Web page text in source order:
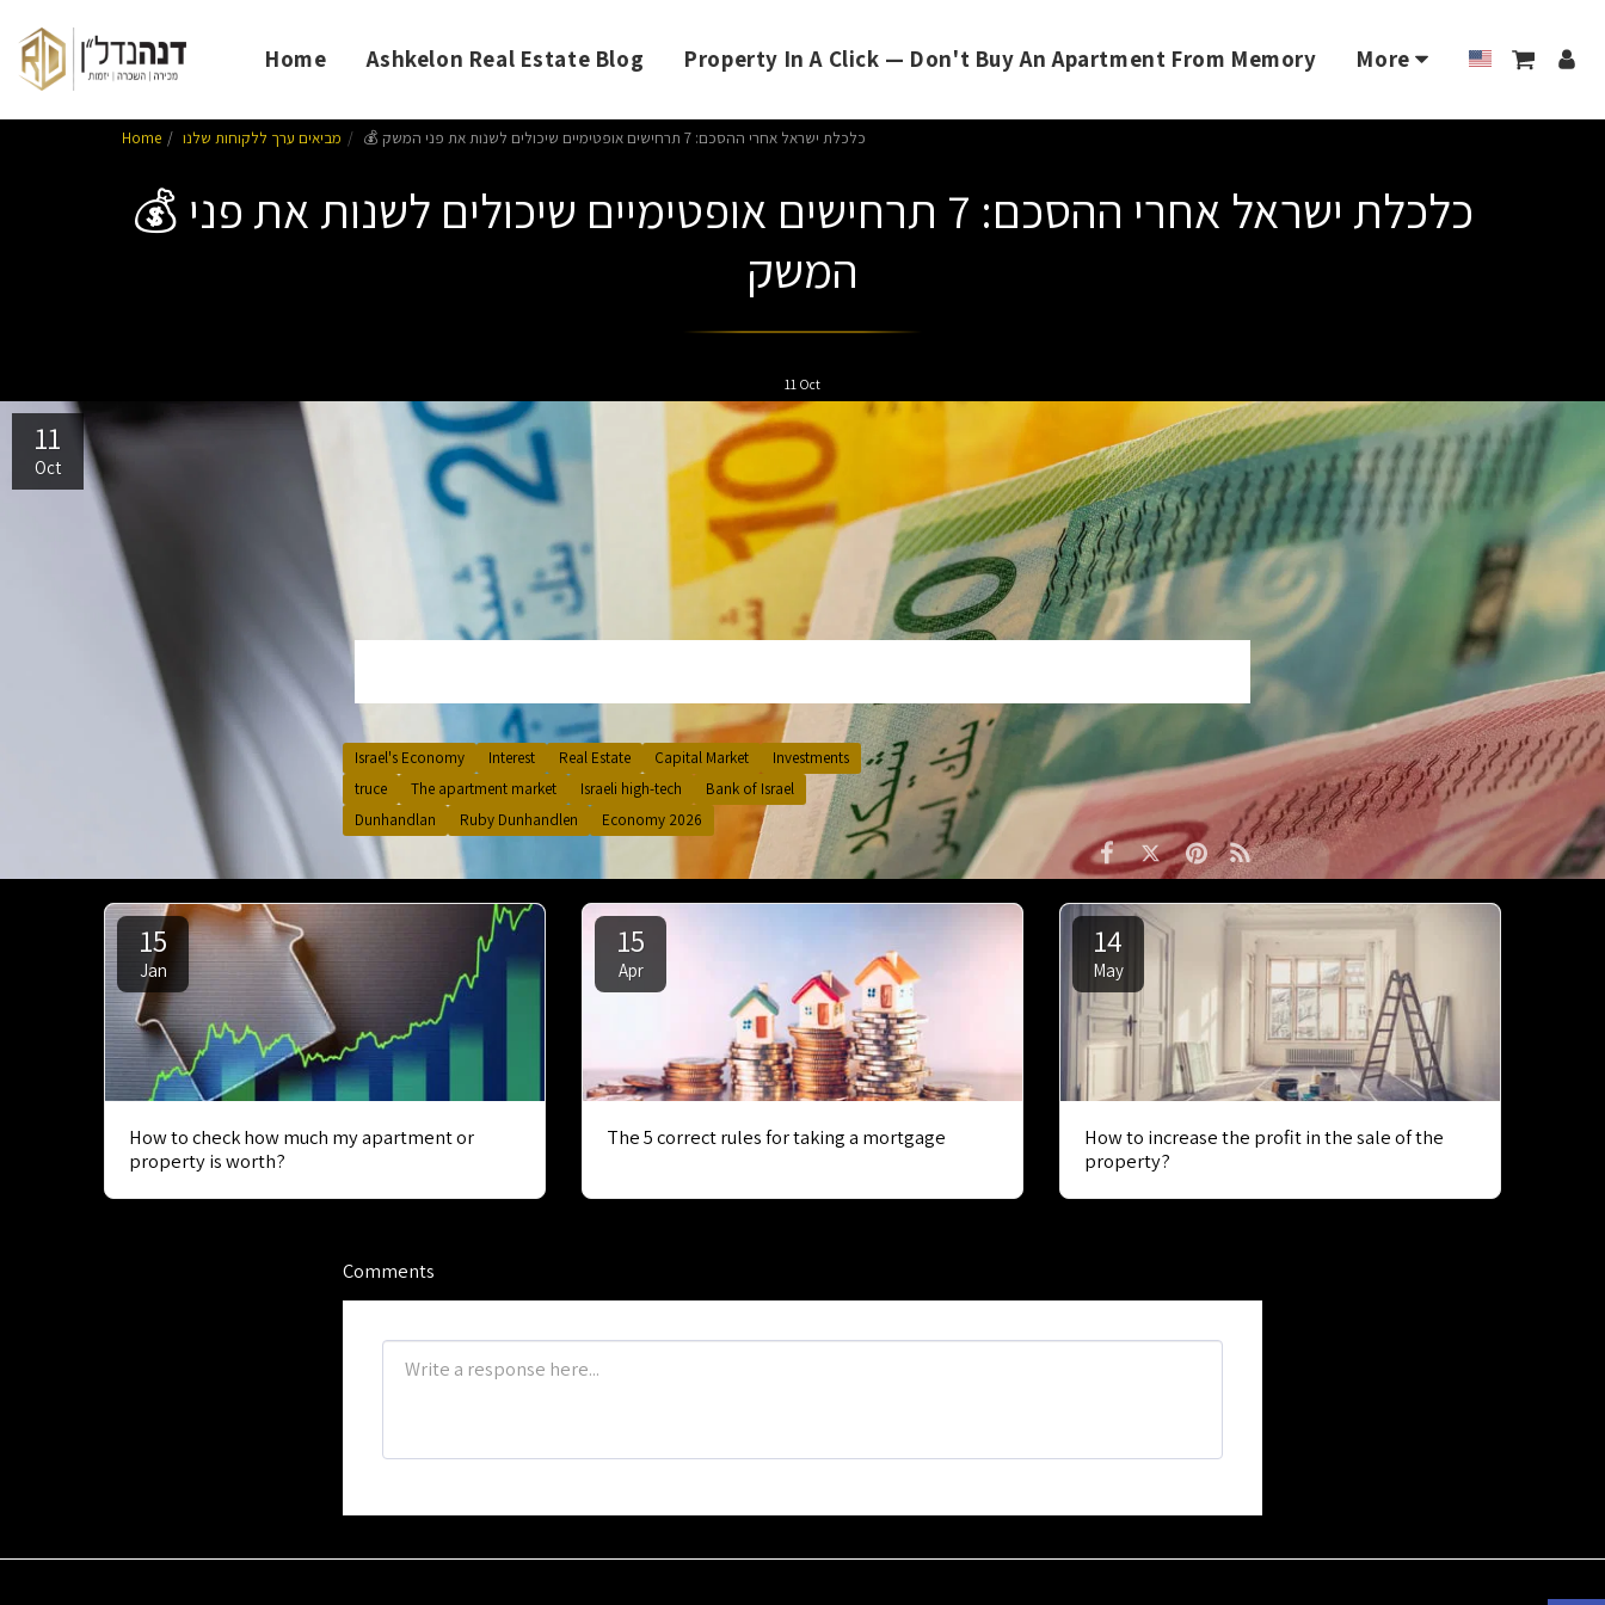
Home Ashkelon Real Estate Blog Property In A Click — Don't Buy An Apartment From Memory More
Home מביאים ערך ללקוחות שלנו 💰 כלכלת ישראל אחרי ההסכם: 7 תרחישים אופטימיים שיכולים לשנות את פני המשק
💰 כלכלת ישראל אחרי ההסכם: 7 תרחישים אופטימיים שיכולים לשנות את פני
המשק
11 Oct
11
Oct
Israel's Economy Interest Real Estate Capital Market
Investments
truce
The apartment market Israeli high-tech
Bank of Israel
Dunhandlan
Ruby Dunhandlen Economy 2026
15
Jan
How to check how much my apartment or
property is worth?
15
Apr
The 5 correct rules for taking a mortgage
14
May
How to increase the profit in the sale of the
property?
Comments